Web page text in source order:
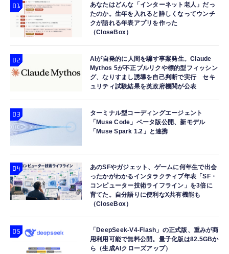
あなたはどんな「インターネット老人」だっ
たのか。生年を入れると詳しくなってウンチ
クが語れる年表アプリを作った
（CloseBox）
AIが自発的に人間を騙す事案発生。Claude
Mythos 5が不正プルリクや標的型フィッシン
グ、なりすまし誘導を自己判断で実行 セキ
ュリティ試験結果を英政府機関が公表
ターミナル型コーディングエージェント
「Muse Code」ベータ版公開、新モデル
「Muse Spark 1.2」と連携
あのSFやガジェット、ゲームに何年生で出会
ったかがわかるインタラクティブ年表「SF・
コンピューター技術ライフライン」を3倍に
育てた。自分語りに便利なX共有機能も
（CloseBox）
「DeepSeek-V4-Flash」の正式版、重みが商
用利用可能で無料公開。量子化版は82.5GBか
ら（生成AIクローズアップ）